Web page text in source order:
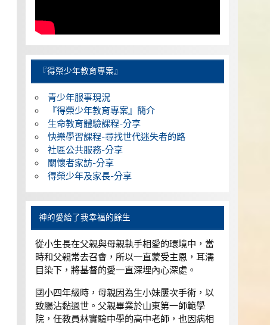
『得榮少年教育專案』
青少年服事現況
『得榮少年教育專案』簡介
生命教育體驗課程-分享
快樂學習課程-尋找世代迷失者的路
社區公共服務-分享
關懷者家訪-分享
得榮少年及家長-分享
神的愛給了我幸福的餘生
從小生長在父親與母親執手相愛的環境中，當
時和父親常去召會，所以一直蒙受主恩，耳濡
目染下，將基督的愛一直深埋內心深處。
國小四年級時，母親因為生小妹屢次手術，以
致腸沾黏過世。父親畢業於山東第一師範學
院，任教員林實驗中學的高中老師，也因病相